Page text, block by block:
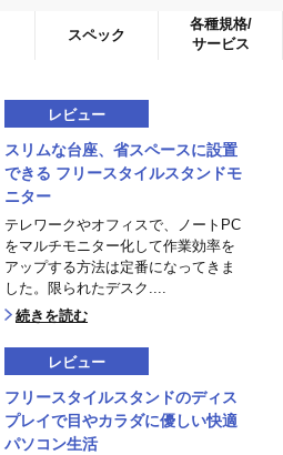
スペック
各種規格/
サービス
レビュー
スリムな台座、省スペースに設置
できる フリースタイルスタンドモ
ニター
テレワークやオフィスで、ノートPC
をマルチモニター化して作業効率を
アップする方法は定番になってきま
した。限られたデスク....
続きを読む
レビュー
フリースタイルスタンドのディス
プレイで目やカラダに優しい快適
パソコン生活